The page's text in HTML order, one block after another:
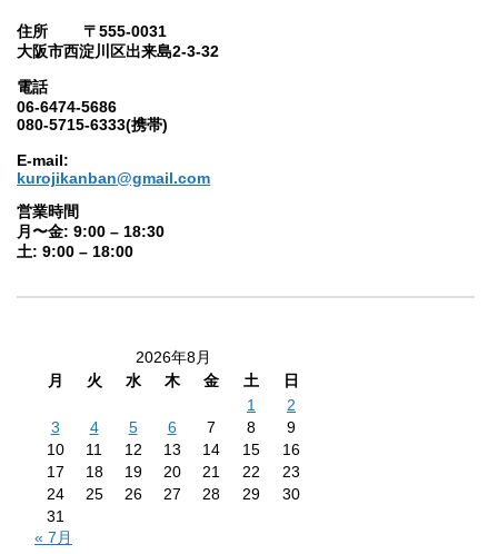
住所 〒555-0031
大阪市西淀川区出来島2-3-32
電話
06-6474-5686
080-5715-6333(携帯)
E-mail:
kurojikanban@gmail.com
営業時間
月〜金: 9:00 – 18:30
土: 9:00 – 18:00
2026年8月
月
火 水 木 金 土
日
1
2
3
4 5 6 7 8
9
10
11 12 13 14 15
16
17
18 19 20 21 22
23
24
25 26 27 28 29
30
31
« 7月